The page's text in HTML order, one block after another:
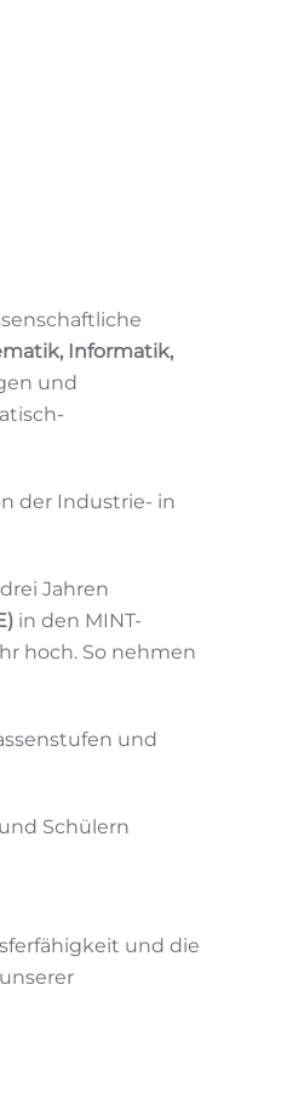
Informatik,
und
der Industrie- in
Jahren
in den MINT-
hoch. So nehmen
und
Schülern
und die